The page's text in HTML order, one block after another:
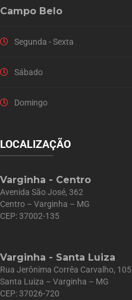
Campo Belo
Segunda - Sexta
Sábado
Domingo
LOCALIZAÇÃO
Varginha - Centro
Avenida São José, 362
Centro – Varginha – MG
CEP: 37002-135
Varginha - Santa Luiza
Rua Jerônima Corrêa Carvalho, 105
Santa Luiza – Varginha – MG
CEP: 37026-720